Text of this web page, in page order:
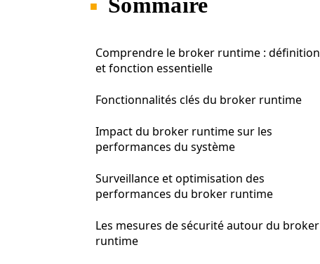
Comprendre le broker runtime : définition
et fonction essentielle
Fonctionnalités clés du broker runtime
Impact du broker runtime sur les
performances du système
Surveillance et optimisation des
performances du broker runtime
Les mesures de sécurité autour du broker
runtime